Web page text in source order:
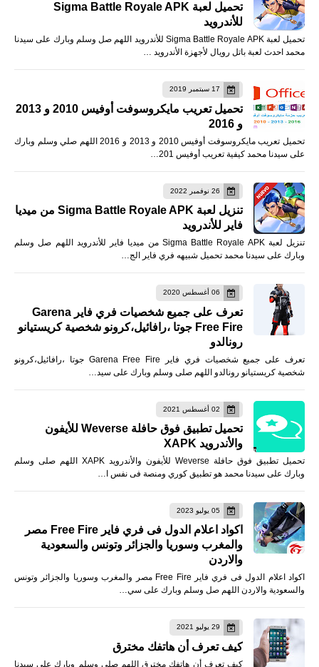
تحميل لعبة Sigma Battle Royale APK
للأندرويد
تحميل لعبة Sigma Battle Royale APK للأندرويد اللهم صل وسلم وبارك على سيدنا
محمد احدث لعبة باتل رويال لأجهزة الأندرويد …
17 سبتمبر 2019
تحميل تعريب مايكروسوفت أوفيس 2010 و 2013
و 2016
تحميل تعريب مايكروسوفت أوفيس 2010 و 2013 و 2016 اللهم صلي وسلم وبارك
على سيدنا محمد كيفية تعريب أوفيس 201…
26 نوفمبر 2022
تنزيل لعبة Sigma Battle Royale APK من ميديا
فاير للأندرويد
تنزيل لعبة Sigma Battle Royale APK من ميديا فاير للأندرويد اللهم صل وسلم
وبارك على سيدنا محمد تحميل شبيهه فري فاير الج…
06 أغسطس 2020
تعرف على جميع شخصيات فري فاير Garena
Free Fire جوتا ،رافائيل،كرونو شخصية كريستيانو
رونالدو
تعرف على جميع شخصيات فري فاير Garena Free Fire جوتا ،رافائيل،كرونو
شخصية كريستيانو رونالدو اللهم صلى وسلم وبارك على سيد…
02 أغسطس 2021
تحميل تطبيق فوق حافلة Weverse للأيفون
والأندرويد XAPK
تحميل تطبيق فوق حافلة Weverse للأيفون والأندرويد XAPK اللهم صلى وسلم
وبارك على سيدنا محمد هو تطبيق كوري ومنصة فى نفس ا…
05 يوليو 2023
اكواد اعلام الدول فى فري فاير Free Fire مصر
والمغرب وسوريا والجزائر وتونس والسعودية
والاردن
اكواد اعلام الدول فى فري فاير Free Fire مصر والمغرب وسوريا والجزائر وتونس
والسعودية والاردن اللهم صل وسلم وبارك على سي…
29 يوليو 2021
كيف تعرف أن هاتفك مخترق
كيف تعرف أن هاتفك مخترق اللهم صلى وسلم وبارك على سيدنا